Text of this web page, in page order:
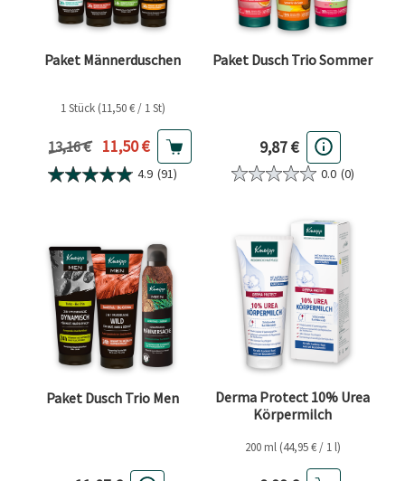
Paket Männerduschen
1 Stück (11,50 € / 1 St)
Vorheriger Preis
13,16 € Aktueller Preis
11,50 €
4.9 (91)
Paket Dusch Trio Sommer
9,87 €
0.0 (0)
Paket Dusch Trio Men
Derma Protect 10% Urea
Körpermilch
200 ml (44,95 € / 1 l)